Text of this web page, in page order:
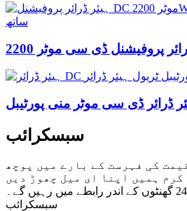
سبسکرائب
کی فہرست کے بارے میں پوچھ
ہمیں اپنا ای میل چھوڑ دیں
سبسکرائب